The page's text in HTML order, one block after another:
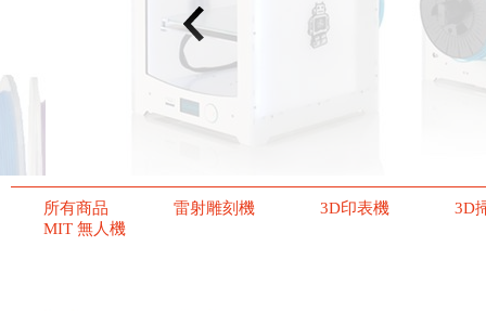
所有商品 雷射雕刻機 3D印表機
3D
MIT 無人機